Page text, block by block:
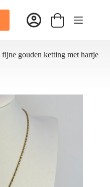
Winkelwagen
fijne gouden ketting met hartje